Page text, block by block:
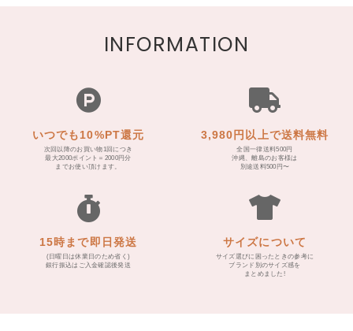
INFORMATION
いつでも10%PT還元
次回以降のお買い物1回につき
最大2000ポイント＝2000円分
までお使い頂けます。
3,980円以上で送料無料
全国一律送料500円
沖縄、離島のお客様は
別途送料500円〜
15時まで即日発送
(日曜日は休業日のため省く)
銀行振込はご入金確認後発送
サイズについて
サイズ選びに困ったときの参考に
ブランド別のサイズ感を
まとめました!